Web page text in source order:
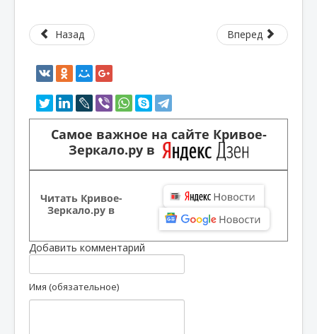
Назад Вперед
Самое важное на сайте Кривое-
Зеркало.ру в
Читать Кривое-
Зеркало.ру в
Добавить комментарий
Имя (обязательное)